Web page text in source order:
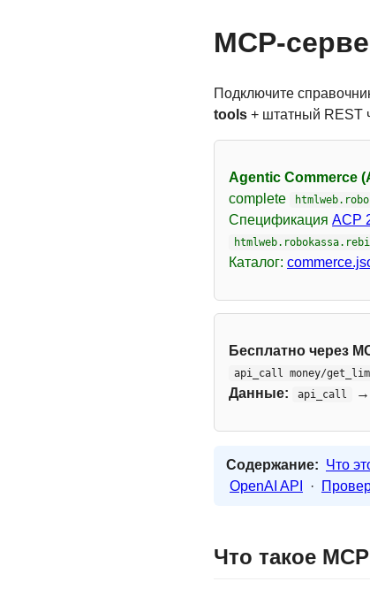
MCP-
Подключите
tools + штатный REST
Agentic Commerce
complete
Спецификация ACP
Каталог:
Бесплатно через
api_call money/
Данные:
api_call →
Содержание: Что
OpenAI API
·
Что такое